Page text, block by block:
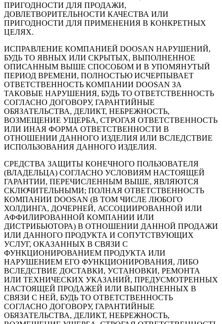
ПРИГОДНОСТИ ДЛЯ ПРОДАЖИ,
ДОВЛЕТВОРИТЕЛЬНОСТИ КАЧЕСТВА ИЛИ
ПРИГОДНОСТИ ДЛЯ ПРИМЕНЕНИЯ В КОНКРЕТНЫХ
ЦЕЛЯХ.
ИСПРАВЛЕНИЕ КОМПАНИЕЙ DOOSAN НАРУШЕНИЙ,
БУДЬ ТО ЯВНЫХ ИЛИ СКРЫТЫХ, ВЫПОЛНЕННОЕ
ОПИСАННЫМ ВЫШЕ СПОСОБОМ И В УПОМЯНУТЫЙ
ПЕРИОД ВРЕМЕНИ, ПОЛНОСТЬЮ ИСЧЕРПЫВАЕТ
ОТВЕТСТВЕННОСТЬ КОМПАНИИ DOOSAN ЗА
ТАКОВЫЕ НАРУШЕНИЯ, БУДЬ ТО ОТВЕТСТВЕННОСТЬ
СОГЛАСНО ДОГОВОРУ, ГАРАНТИЙНЫЕ
ОБЯЗАТЕЛЬСТВА, ДЕЛИКТ, НЕБРЕЖНОСТЬ,
ВОЗМЕЩЕНИЕ УЩЕРБА, СТРОГАЯ ОТВЕТСТВЕННОСТЬ
ИЛИ ИНАЯ ФОРМА ОТВЕТСТВЕННОСТИ В
ОТНОШЕНИИ ДАННОГО ИЗДЕЛИЯ ИЛИ ВСЛЕДСТВИЕ
ИСПОЛЬЗОВАНИЯ ДАННОГО ИЗДЕЛИЯ.
СРЕДСТВА ЗАЩИТЫ КОНЕЧНОГО ПОЛЬЗОВАТЕЛЯ
(ВЛАДЕЛЬЦА) СОГЛАСНО УСЛОВИЯМ НАСТОЯЩЕЙ
ГАРАНТИИ, ПЕРЕЧИСЛЕННЫМ ВЫШЕ, ЯВЛЯЮТСЯ
СКЛЮЧИТЕЛЬНЫМИ; ПОЛНАЯ ОТВЕТСТВЕННОСТЬ
КОМПАНИИ DOOSAN (В ТОМ ЧИСЛЕ ЛЮБОГО
ХОЛДИНГА, ДОЧЕРНЕЙ, АССОЦИИРОВАННОЙ ИЛИ
АФФИЛИРОВАННОЙ КОМПАНИИ ИЛИ
ДИСТРИБЬЮТОРА) В ОТНОШЕНИИ ДАННОЙ ПРОДАЖИ
ИЛИ ДАННОГО ПРОДУКТА И СОПУТСТВУЮЩИХ
УСЛУГ, ОКАЗАННЫХ В СВЯЗИ С
ФУНКЦИОНИРОВАНИЕМ ПРОДУКТА ИЛИ
НАРУШЕНИЕМ ЕГО ФУНКЦИОНИРОВАНИЯ, ЛИБО
ВСЛЕДСТВИЕ ДОСТАВКИ, УСТАНОВКИ, РЕМОНТА
ИЛИ ТЕХНИЧЕСКИХ УКАЗАНИЙ, ПРЕДУСМОТРЕННЫХ
НАСТОЯЩЕЙ ПРОДАЖЕЙ ИЛИ ВЫПОЛНЕННЫХ В
СВЯЗИ С НЕЙ, БУДЬ ТО ОТВЕТСТВЕННОСТЬ
СОГЛАСНО ДОГОВОРУ, ГАРАНТИЙНЫЕ
ОБЯЗАТЕЛЬСТВА, ДЕЛИКТ, НЕБРЕЖНОСТЬ,